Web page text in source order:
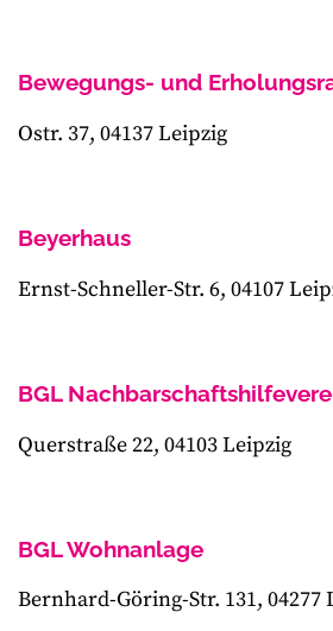
Bewegungs- und
Ostr. 37, 04137 Leipzig
Beyerhaus
Ernst-Schneller-Str. 6, 04107
BGL
Querstraße 22, 04103 Leipzig
BGL Wohnanlage
Bernhard-Göring-Str. 131, 04277